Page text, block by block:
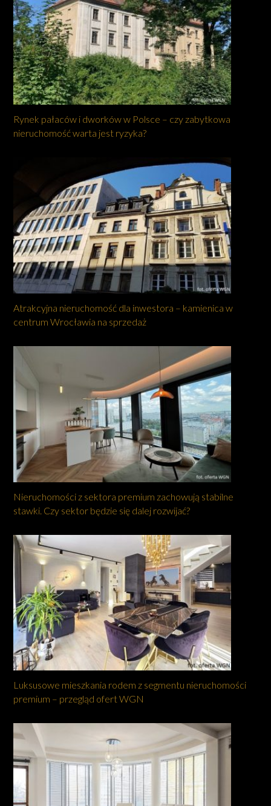
Rynek pałaców i dworków w Polsce – czy zabytkowa
nieruchomość warta jest ryzyka?
Atrakcyjna nieruchomość dla inwestora – kamienica w
centrum Wrocławia na sprzedaż
Nieruchomości z sektora premium zachowują stabilne
stawki. Czy sektor będzie się dalej rozwijać?
Luksusowe mieszkania rodem z segmentu nieruchomości
premium – przegląd ofert WGN